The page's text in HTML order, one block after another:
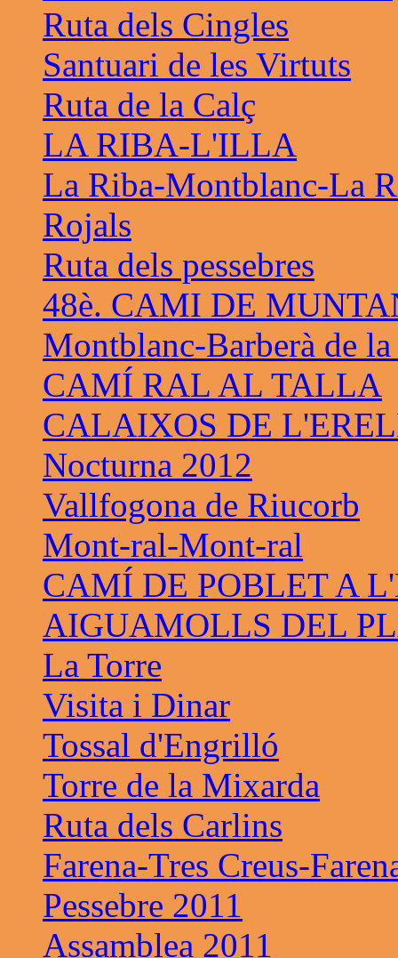
Ruta dels Cingles
Santuari de les Virtuts
Ruta de la Calç
LA RIBA-L'ILLA
La Riba-Montblanc-La
Rojals
Ruta dels pessebres
48è. CAMI DE
Montblanc-Barberà de la
CAMÍ RAL AL TALLA
CALAIXOS DE
Nocturna 2012
Vallfogona de Riucorb
Mont-ral-Mont-ral
CAMÍ DE POBLET A
AIGUAMOLLS DEL
La Torre
Visita i Dinar
Tossal d'Engrilló
Torre de la Mixarda
Ruta dels Carlins
Farena-Tres Creus-
Pessebre 2011
Assamblea 2011